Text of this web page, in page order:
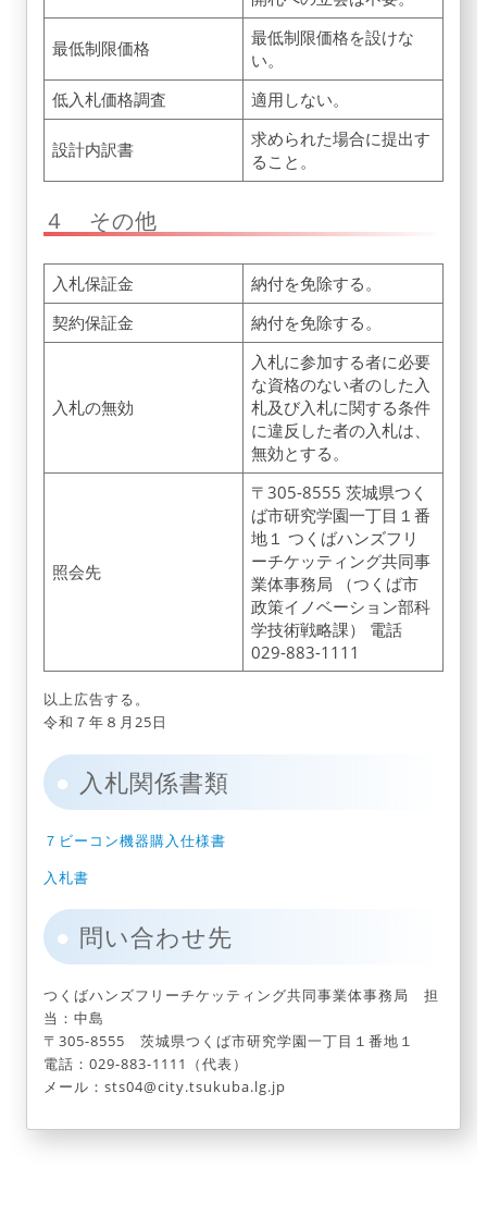
最低制限価格
最低制限価格を設けな
い。
低入札価格調査
適用しない。
設計内訳書
求められた場合に提出す
ること。
４ その他
入札保証金
納付を免除する。
契約保証金
納付を免除する。
入札の無効
入札に参加する者に必要
な資格のない者のした入
札及び入札に関する条件
に違反した者の入札は、
無効とする。
照会先
〒305-8555 茨城県つく
ば市研究学園一丁目１番
地１ つくばハンズフリ
ーチケッティング共同事
業体事務局 （つくば市
政策イノベーション部科
学技術戦略課） 電話
029-883-1111
以上広告する。
令和７年８月25日
入札関係書類
７ビーコン機器購入仕様書
入札書
問い合わせ先
つくばハンズフリーチケッティング共同事業体事務局 担
当：中島
〒305-8555 茨城県つくば市研究学園一丁目１番地１
電話：029-883-1111（代表）
メール：sts04@city.tsukuba.lg.jp